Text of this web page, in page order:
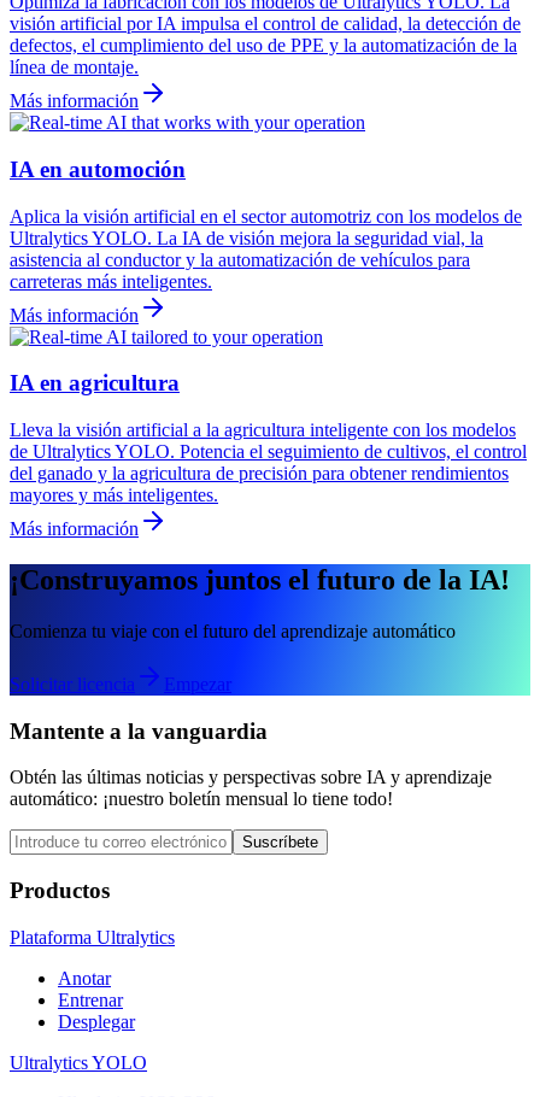
visión artificial por IA impulsa el control de calidad, la detección de
defectos, el cumplimiento del uso de PPE y la automatización de la
línea de montaje.
Más información
IA en automoción
Aplica la visión artificial en el sector automotriz con los modelos de
Ultralytics YOLO. La IA de visión mejora la seguridad vial, la
asistencia al conductor y la automatización de vehículos para
carreteras más inteligentes.
Más información
IA en agricultura
Lleva la visión artificial a la agricultura inteligente con los modelos
de Ultralytics YOLO. Potencia el seguimiento de cultivos, el control
del ganado y la agricultura de precisión para obtener rendimientos
mayores y más inteligentes.
Más información
¡Construyamos juntos el futuro de la IA!
Comienza tu viaje con el futuro del aprendizaje automático
Solicitar licencia Empezar
Mantente a la vanguardia
Obtén las últimas noticias y perspectivas sobre IA y aprendizaje
automático: ¡nuestro boletín mensual lo tiene todo!
Suscríbete
Productos
Plataforma Ultralytics
Anotar
Entrenar
Desplegar
Ultralytics YOLO